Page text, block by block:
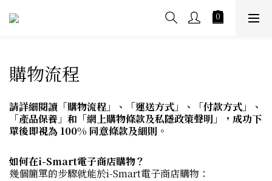
購物流程
請詳細閱讀「購物流程」、「運送方式」、「付款方式」、
「產品保養」和「網上購物條款及私隱政策聲明」，成功下
單後即視為 100% 同意條款及細則。
如何在i-Smart電子商店購物？
幾個簡單的步驟就能於i-Smart電子商店購物：